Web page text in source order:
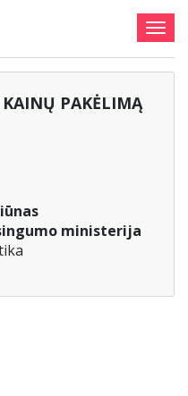
KAINŲ PAKĖLIMĄ
ministerija